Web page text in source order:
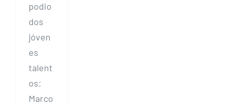
podio
dos
jóven
es
talent
os:
Marco